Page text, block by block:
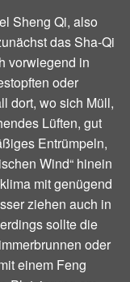
Sheng Qi, also
das Sha-Qi
vorwiegend in
oder
dort, wo sich Müll,
Lüften, gut
Entrümpeln,
Wind“ hinein
mit genügend
ziehen auch in
sollte die
oder
einem Feng